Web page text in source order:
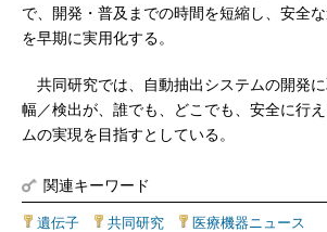
で、開発・普及までの時間を短縮し、安全
を早期に実用化する。
共同研究では、自動抽出システムの開発
幅／検出が、誰でも、どこでも、安全に行
ムの実現を目指すとしている。
関連キーワード
遺伝子 共同研究 医療機器ニュース